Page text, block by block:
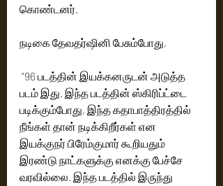
கொண்டனர்.
நடிகை தேவதர்ஷினி பேசும்போது,
படம் இது. இந்த படத்தின் ஸ்கிரிப்ட்டை
படிக்கும்போது, இந்த கதாபாத்திரத்தில்
நீங்கள் தான் நடிக்கிறீர்கள் என
இயக்குநர் பிரேம்குமார் கூறியதும்
இரண்டு நாட்களுக்கு எனக்கு பேச்சே
வரவில்லை. இந்த படத்தில் இருந்து